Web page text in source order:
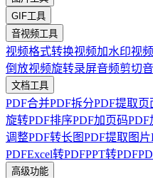
GIF工具
音视频工具
视频格式转换视频加水印视
倒放视频旋转录屏音频剪切
文档工具
PDF合并PDF拆分PDF提取页
旋转PDF排序PDF加页码PDF
调整PDF转长图PDF提取图片
PDFExcel转PDFPPT转PDF
高级功能